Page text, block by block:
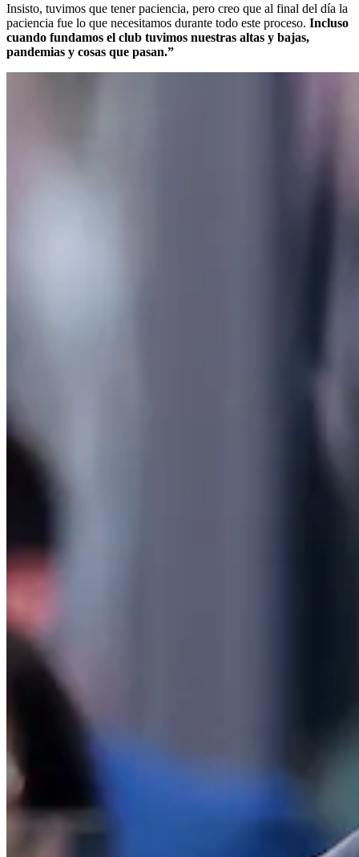
Insisto, tuvimos que tener paciencia, pero creo que al final del día la
paciencia fue lo que necesitamos durante todo este proceso. Incluso
cuando fundamos el club tuvimos nuestras altas y bajas,
pandemias y cosas que pasan.”